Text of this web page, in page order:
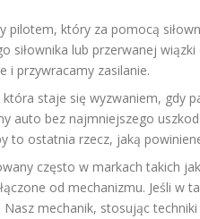
pilotem, który za pomocą
siłownika lub przerwanej
i przywracamy zasilanie.
która staje się wyzwaniem, gdy
auto bez najmniejszego
to ostatnia rzecz, jaką
często w markach takich
od mechanizmu. Jeśli w
mechanik, stosując